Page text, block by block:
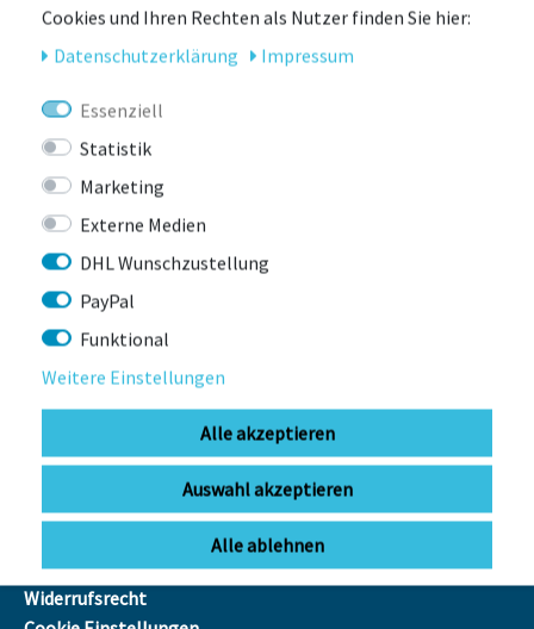
Zahlungsarten
E-Bike Verleih
Werkstatt
Größe für ein
Kinderfahrrad
So wird dein Bike geliefert!
Events
Ausfuhr MwSt.-Erstattung
Batterieentsorgung
AGB
Impressum
Widerrufsrecht
Cookies und Ihren Rechten als Nutzer finden Sie hier:
Daten­schutz­erklärung
Impressum
Essenziell
Statistik
Marketing
Externe Medien
DHL Wunschzustellung
PayPal
Funktional
Weitere Einstellungen
Alle akzeptieren
Auswahl akzeptieren
Alle ablehnen